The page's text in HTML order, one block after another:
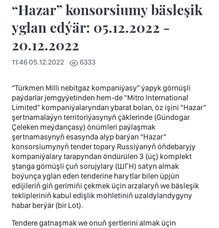
“Hazar” konsorsiumy bäsleşik
yglan edýär: 05.12.2022 -
20.12.2022
11:46 05.12.2022 6333
“Türkmen Milli nebitgaz kompaniýasy” ýapyk görnüşli
paýdarlar jemgyýetinden hem-de "Mitro International
Limited" kompaniýalaryndan ybarat bolan, öz işini "Hazar"
şertnamalaýyn territoriýasynyň çäklerinde (Gündogar
Çeleken meýdançasy) önümleri paýlaşmak
şertnamasynyň esasynda alyp barýan “Hazar”
konsorsiumynyň tender topary Russiýanyň öňdebaryjy
kompaniýalary tarapyndan öndürülen 3 (üç) komplekt
ştanga görnüşli çuň sorujylary (ШГН) satyn almak
boýunça yglan eden tenderine harytlar bilen üpjün
edijileriň giň gerimiňi çekmek üçin arzalaryň we bäsleşik
teklipleriniň kabul edişlik möhletiniň uzaldylandygyny
habar berýär (bir Lot).
Tendere gatnaşmak we onuň şertlerini almak üçin